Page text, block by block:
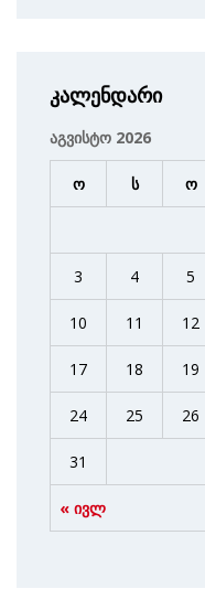
კალენდარი
აგვისტო 2026
ო ს ო
« ივლ
3 4 5
10 11 12
17 18 19
24 25 26
31